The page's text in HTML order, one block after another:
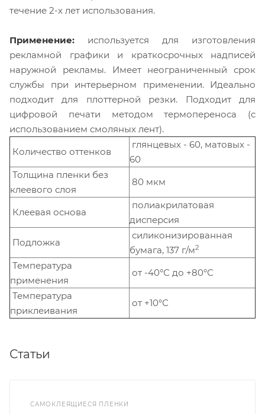
течение 2-х лет использования.
Применение: используется для изготовления
рекламной графики и краткосрочных надписей
наружной рекламы. Имеет неограниченный срок
службы при интерьерном применении. Идеально
подходит для плоттерной резки. Подходит для
цифровой печати методом термопереноса (с
использованием смоляных лент).
Количество оттенков
глянцевых - 60, матовых -
60
Толщина пленки без
клеевого слоя
80 мкм
Клеевая основа
полиакрилатовая
дисперсия
Подложка
силиконизированная
бумага, 137 г/м2
Температура
применения
от -40°С до +80°С
Температура
приклеивания
от +10°С
Статьи
САМОКЛЕЯЩИЕСЯ ПЛЕНКИ